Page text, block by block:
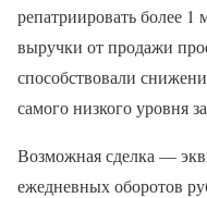
репатриировать более 1
выручки от продажи
способствовали
самого низкого уровня
Возможная сделка —
ежедневных оборотов